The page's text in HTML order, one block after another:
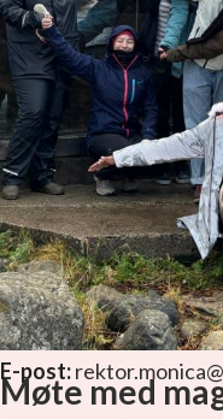
Møte med
KONTAKT OSS
Elverum folkehøgskole
Tel:41 44 86 75
E-post: